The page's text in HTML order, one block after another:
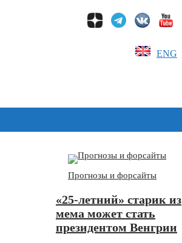
ENG
Прогнозы и форсайты
«25-летний» старик из
мема может стать
президентом Венгрии